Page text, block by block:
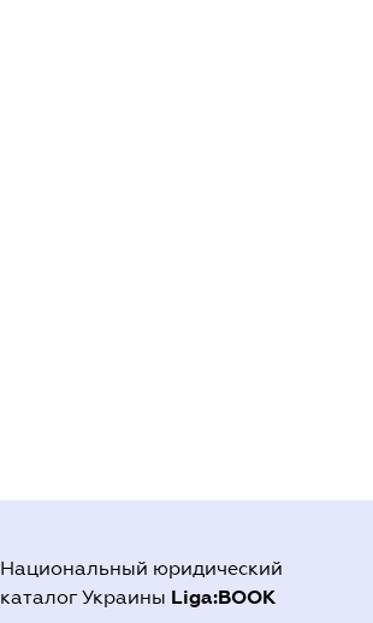
Национальный юридический
каталог Украины Liga:BOOK